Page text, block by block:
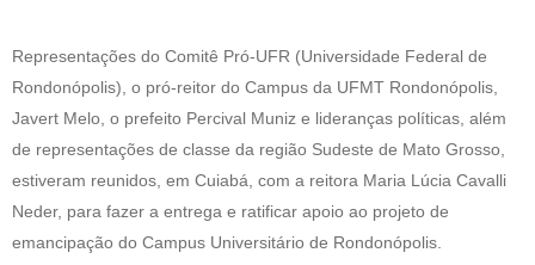
Representações do Comitê Pró-UFR (Universidade Federal de
Rondonópolis), o pró-reitor do Campus da UFMT Rondonópolis,
Javert Melo, o prefeito Percival Muniz e lideranças políticas, além
de representações de classe da região Sudeste de Mato Grosso,
estiveram reunidos, em Cuiabá, com a reitora Maria Lúcia Cavalli
Neder, para fazer a entrega e ratificar apoio ao projeto de
emancipação do Campus Universitário de Rondonópolis.